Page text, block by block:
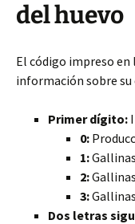
del huevo
El código impreso en
información sobre su
Primer dígito:
0:
1:
2:
3:
Dos letras